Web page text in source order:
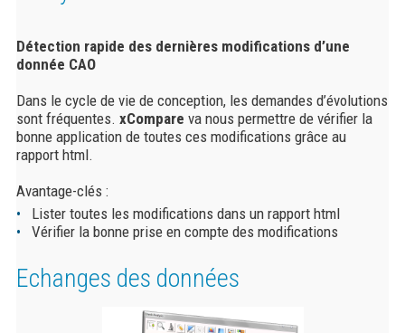
Détection rapide des dernières modifications d’une
donnée CAO
Dans le cycle de vie de conception, les demandes d’évolutions
sont fréquentes. xCompare va nous permettre de vérifier la
bonne application de toutes ces modifications grâce au
rapport html.
Avantage-clés :
Lister toutes les modifications dans un rapport html
Vérifier la bonne prise en compte des modifications
Echanges des données